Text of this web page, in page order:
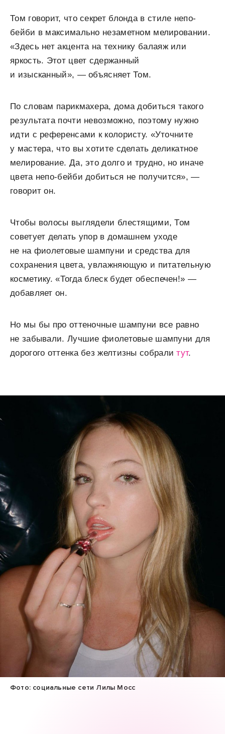
Том говорит, что секрет блонда в стиле непо-
бейби в максимально незаметном мелировании.
«Здесь нет акцента на технику балаяж или
яркость. Этот цвет сдержанный
и изысканный», — объясняет Том.
По словам парикмахера, дома добиться такого
результата почти невозможно, поэтому нужно
идти с референсами к колористу. «Уточните
у мастера, что вы хотите сделать деликатное
мелирование. Да, это долго и трудно, но иначе
цвета непо-бейби добиться не получится», —
говорит он.
Чтобы волосы выглядели блестящими, Том
советует делать упор в домашнем уходе
не на фиолетовые шампуни и средства для
сохранения цвета, увлажняющую и питательную
косметику. «Тогда блеск будет обеспечен!» —
добавляет он.
Но мы бы про оттеночные шампуни все равно
не забывали. Лучшие фиолетовые шампуни для
дорогого оттенка без желтизны собралитут.
Фото: социальные сети Лилы Мосс